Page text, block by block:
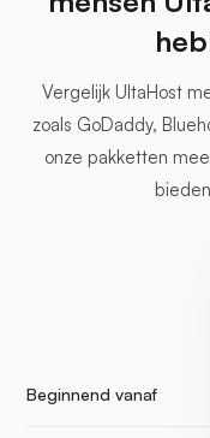
Vergelijk UltaHost
zoals GoDaddy,
onze pakketten
Beginnend vanaf